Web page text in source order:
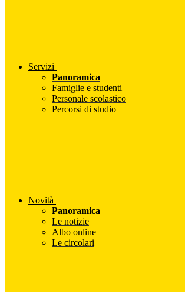
Servizi
Panoramica
Famiglie e studenti
Personale scolastico
Percorsi di studio
Novità
Panoramica
Le notizie
Albo online
Le circolari